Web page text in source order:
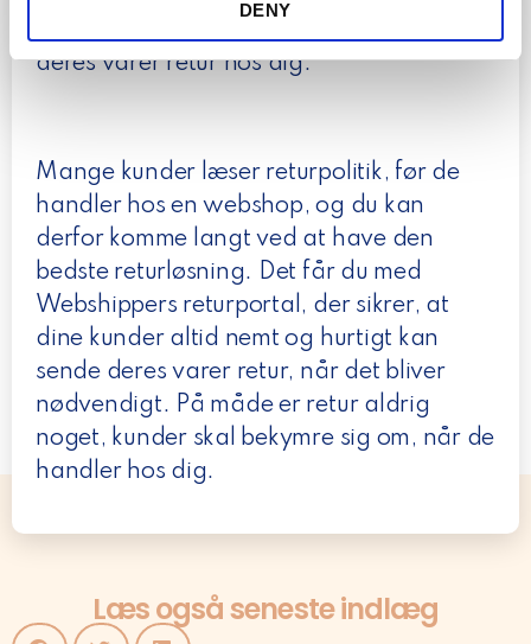
our social media, advertising and analytics partners who
may combine it with other information that you’ve
provided to them or that they’ve collected from your use
DENY
deres varer retur hos dig.
Mange kunder læser returpolitik, før de
handler hos en webshop, og du kan
derfor komme langt ved at have den
bedste returløsning. Det får du med
Webshippers returportal, der sikrer, at
dine kunder altid nemt og hurtigt kan
sende deres varer retur, når det bliver
nødvendigt. På måde er retur aldrig
noget, kunder skal bekymre sig om, når de
handler hos dig.
Læs også seneste indlæg